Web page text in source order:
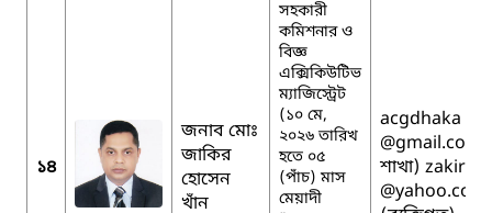
১৪
জনাব মোঃ
জাকির
হোসেন
খাঁন
সহকারী
কমিশনার ও
বিজ্ঞ
এক্সিকিউটিভ
ম্যাজিস্ট্রেট
(১০ মে,
২০২৬ তারিখ
হতে ০৫
(পাঁচ) মাস
মেয়াদী
acgdhaka
@gmail.com
শাখা)
@yahoo.com